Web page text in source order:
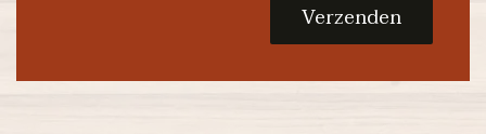
Verzenden